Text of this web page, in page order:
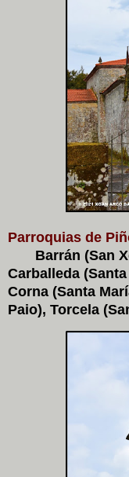
Parroquias de
Barrán (San
Carballeda
Corna (Santa
Paio), Torcela